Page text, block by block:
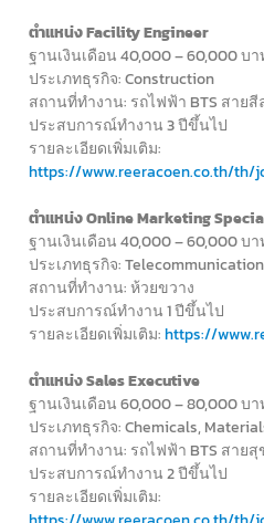
ตำแหน่ง Facility Engineer
ฐานเงินเดือน 40,000 – 60,000 บ
ประเภทธุรกิจ: Construction
สถานที่ทำงาน: รถไฟฟ้า BTS สายสี
ประสบการณ์ทำงาน 3 ปีขึ้นไป
รายละเอียดเพิ่มเติม:
https://www.reeracoen.co.th/th/
ตำแหน่ง Online Marketing
ฐานเงินเดือน 40,000 – 60,000 บ
ประเภทธุรกิจ: Telecommunication
สถานที่ทำงาน: ห้วยขวาง
ประสบการณ์ทำงาน 1 ปีขึ้นไป
รายละเอียดเพิ่มเติม:https://
ตำแหน่ง Sales Executive
ฐานเงินเดือน 60,000 – 80,000 บ
ประเภทธุรกิจ: Chemicals,
สถานที่ทำงาน: รถไฟฟ้า BTS สายสุ
ประสบการณ์ทำงาน 2 ปีขึ้นไป
รายละเอียดเพิ่มเติม: